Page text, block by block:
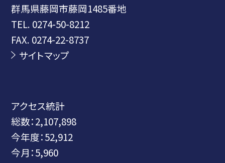
群馬県藤岡市藤岡1485番地
TEL. 0274-50-8212
FAX. 0274-22-8737
サイトマップ
アクセス統計
総数：2,107,898
今年度：52,912
今月：5,960